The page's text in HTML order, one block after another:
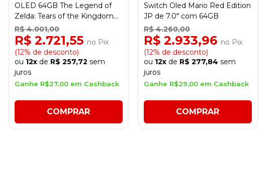
OLED 64GB The Legend of
Zelda: Tears of the Kingdom
Edition
R$ 4.001,00
R$ 2.721,55 no Pix
(12% de desconto)
ou 12xde R$ 257,72 sem
juros
Ganhe R$27,00 em Cashback
COMPRAR
Switch Oled Mario Red Edition
JP de 7.0" com 64GB
R$ 4.260,00
R$ 2.933,96 no Pix
(12% de desconto)
ou 12xde R$ 277,84 sem
juros
Ganhe R$29,00 em Cashback
COMPRAR